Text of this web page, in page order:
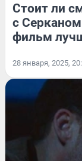
Стоит ли
с
фильм
28 января, 2025,